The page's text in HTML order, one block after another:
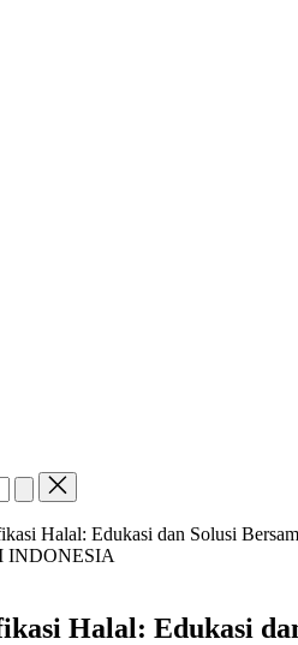
Halal: Edukasi dan Solusi
Halal: Edukasi